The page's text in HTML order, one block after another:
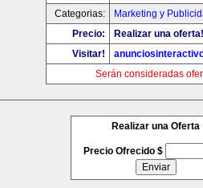
Categorias:
Marketing y
Precio:
Realizar una oferta!
Visitar!
Serán consideradas
Realizar una Oferta
Precio Ofrecido $